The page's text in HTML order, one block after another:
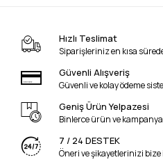
Hızlı Teslimat
Siparişleriniz en kısa
Güvenli Alışveriş
Güvenli ve kolay ödeme
Geniş Ürün Yelpazesi
Binlerce ürün ve
7 / 24 DESTEK
Öneri ve şikayetlerinizi